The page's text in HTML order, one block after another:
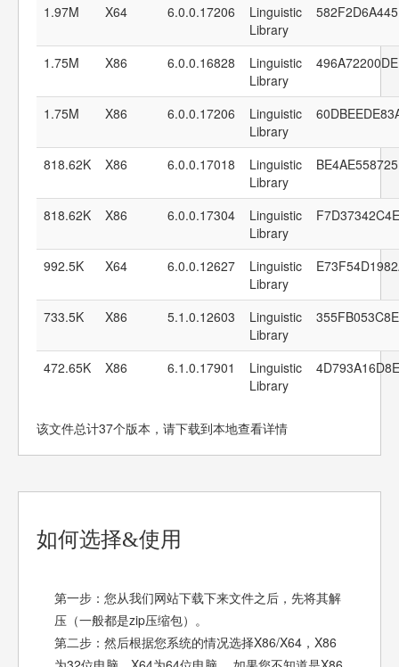
1.97M X64 6.0.0.17206
Linguistic
Library
1.75M X86 6.0.0.16828
Linguistic
Library
1.75M X86 6.0.0.17206
Linguistic
Library
818.62K X86 6.0.0.17018
Linguistic
Library
818.62K X86 6.0.0.17304
Linguistic
Library
992.5K X64 6.0.0.12627
Linguistic
Library
733.5K X86 5.1.0.12603
Linguistic
Library
472.65K X86 6.1.0.17901
Linguistic
Library
该文件总计37个版本，请下载到本地查看详情
如何选择&使用
第一步：您从我们网站下载下来文件之后，先将其解
压（一般都是zip压缩包）。
第二步：然后根据您系统的情况选择X86/X64，X86